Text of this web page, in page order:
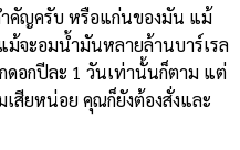
ำคัญครับ หรือแก่นของมัน แม้
จะอมน้ำมันหลายล้านบาร์เรล
อกปีละ 1 วันเท่านั้นก็ตาม แต่
สียหน่อย คุณก็ยังต้องสั่งและ